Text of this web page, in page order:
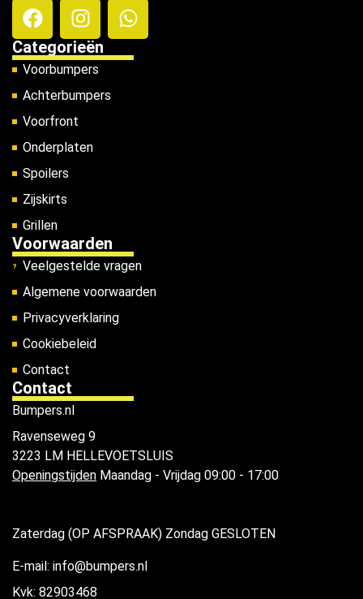
Categorieën
Voorbumpers
Achterbumpers
Voorfront
Onderplaten
Spoilers
Zijskirts
Grillen
Voorwaarden
Veelgestelde vragen
Algemene voorwaarden
Privacyverklaring
Cookiebeleid
Contact
Contact
Bumpers.nl
Ravenseweg 9
3223 LM HELLEVOETSLUIS
Openingstijden Maandag - Vrijdag 09:00 - 17:00
Zaterdag (OP AFSPRAAK) Zondag GESLOTEN
E-mail: info@bumpers.nl
Kvk: 82903468